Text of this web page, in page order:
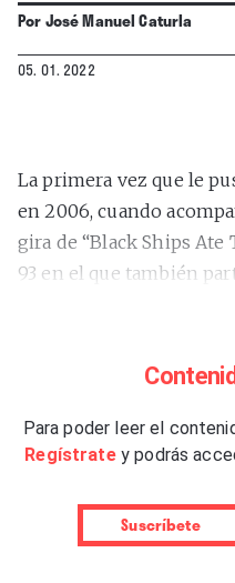
PorJosé Manuel Caturla
05. 01. 2022
La primera vez que le
en 2006, cuando
gira de “Black Ships Ate
93 en el que también
internet circulan sus
acústica–, este
siempre ha mostrado
parece en sus
filosóficos. Y es desde
Para poder leer el
Regístrate y podrás
Suscríbete